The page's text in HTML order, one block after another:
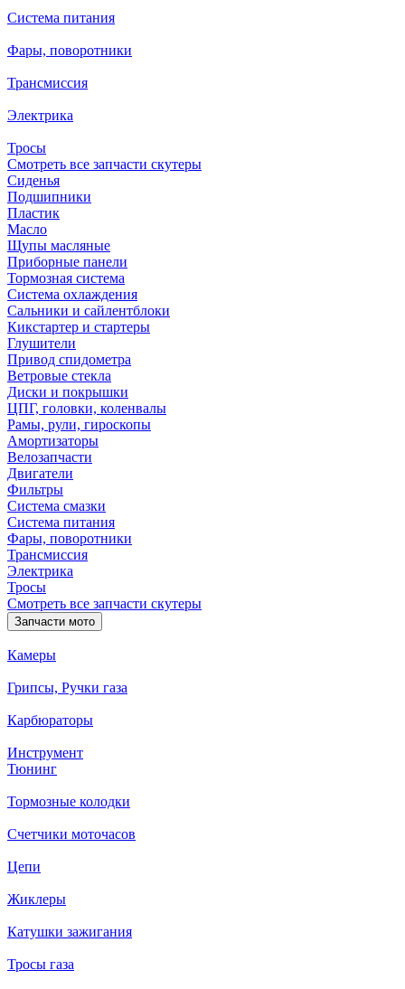
Система питания
Фары, поворотники
Трансмиссия
Электрика
Тросы
Смотреть все запчасти скутеры
Сиденья
Подшипники
Пластик
Масло
Щупы масляные
Приборные панели
Тормозная система
Система охлаждения
Сальники и сайлентблоки
Кикстартер и стартеры
Глушители
Привод спидометра
Ветровые стекла
Диски и покрышки
ЦПГ, головки, коленвалы
Рамы, рули, гироскопы
Амортизаторы
Велозапчасти
Двигатели
Фильтры
Система смазки
Система питания
Фары, поворотники
Трансмиссия
Электрика
Тросы
Смотреть все запчасти скутеры
Запчасти мото
Камеры
Грипсы, Ручки газа
Карбюраторы
Инструмент
Тюнинг
Тормозные колодки
Счетчики моточасов
Цепи
Жиклеры
Катушки зажигания
Тросы газа